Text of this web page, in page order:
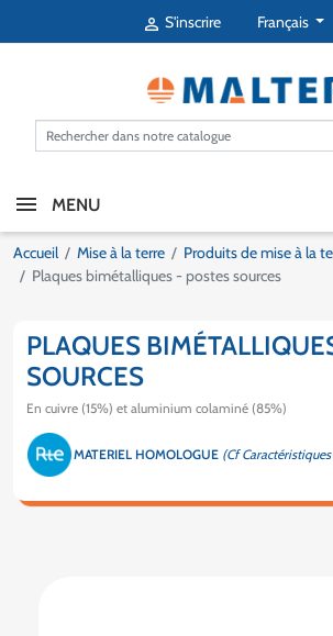
 S'inscrire Français
MENU
Accueil Mise à la terre
Produits de mise à la
Plaques bimétalliques - postes sources
PLAQUES
SOURCES
En cuivre (15%) et aluminium colaminé (85%)
MATERIEL HOMOLOGUE (Cf